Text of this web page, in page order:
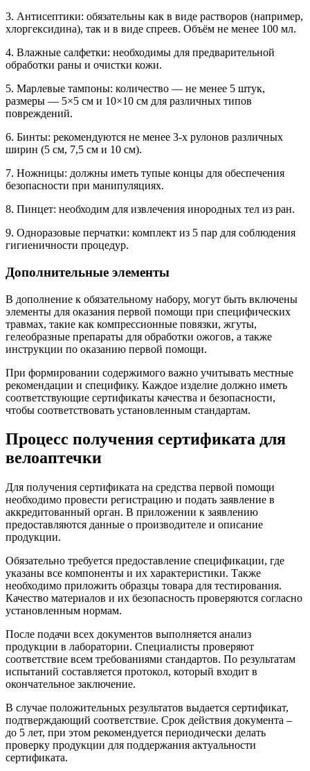
3. Антисептики: обязательны как в виде растворов (например,
хлоргексидина), так и в виде спреев. Объём не менее 100 мл.
4. Влажные салфетки: необходимы для предварительной
обработки раны и очистки кожи.
5. Марлевые тампоны: количество — не менее 5 штук,
размеры — 5×5 см и 10×10 см для различных типов
повреждений.
6. Бинты: рекомендуются не менее 3-х рулонов различных
ширин (5 см, 7,5 см и 10 см).
7. Ножницы: должны иметь тупые концы для обеспечения
безопасности при манипуляциях.
8. Пинцет: необходим для извлечения инородных тел из ран.
9. Одноразовые перчатки: комплект из 5 пар для соблюдения
гигиеничности процедур.
Дополнительные элементы
В дополнение к обязательному набору, могут быть включены
элементы для оказания первой помощи при специфических
травмах, такие как компрессионные повязки, жгуты,
гелеобразные препараты для обработки ожогов, а также
инструкции по оказанию первой помощи.
При формировании содержимого важно учитывать местные
рекомендации и специфику. Каждое изделие должно иметь
соответствующие сертификаты качества и безопасности,
чтобы соответствовать установленным стандартам.
Процесс получения сертификата для
велоаптечки
Для получения сертификата на средства первой помощи
необходимо провести регистрацию и подать заявление в
аккредитованный орган. В приложении к заявлению
предоставляются данные о производителе и описание
продукции.
Обязательно требуется предоставление спецификации, где
указаны все компоненты и их характеристики. Также
необходимо приложить образцы товара для тестирования.
Качество материалов и их безопасность проверяются согласно
установленным нормам.
После подачи всех документов выполняется анализ
продукции в лаборатории. Специалисты проверяют
соответствие всем требованиями стандартов. По результатам
испытаний составляется протокол, который входит в
окончательное заключение.
В случае положительных результатов выдается сертификат,
подтверждающий соответствие. Срок действия документа –
до 5 лет, при этом рекомендуется периодически делать
проверку продукции для поддержания актуальности
сертификата.